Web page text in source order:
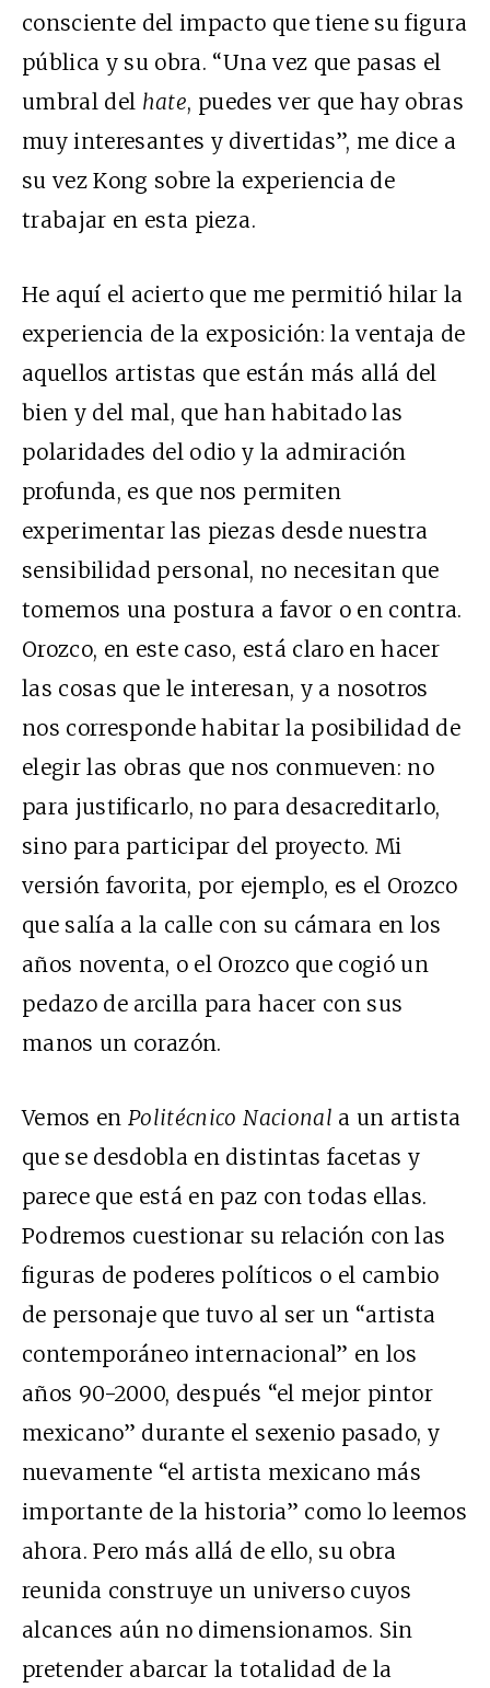
consciente del impacto que tiene su figura
pública y su obra. “Una vez que pasas el
umbral del hate, puedes ver que hay obras
muy interesantes y divertidas”, me dice a
su vez Kong sobre la experiencia de
trabajar en esta pieza.
He aquí el acierto que me permitió hilar la
experiencia de la exposición: la ventaja de
aquellos artistas que están más allá del
bien y del mal, que han habitado las
polaridades del odio y la admiración
profunda, es que nos permiten
experimentar las piezas desde nuestra
sensibilidad personal, no necesitan que
tomemos una postura a favor o en contra.
Orozco, en este caso, está claro en hacer
las cosas que le interesan, y a nosotros
nos corresponde habitar la posibilidad de
elegir las obras que nos conmueven: no
para justificarlo, no para desacreditarlo,
sino para participar del proyecto. Mi
versión favorita, por ejemplo, es el Orozco
que salía a la calle con su cámara en los
años noventa, o el Orozco que cogió un
pedazo de arcilla para hacer con sus
manos un corazón.
Vemos en Politécnico Nacional a un artista
que se desdobla en distintas facetas y
parece que está en paz con todas ellas.
Podremos cuestionar su relación con las
figuras de poderes políticos o el cambio
de personaje que tuvo al ser un “artista
contemporáneo internacional” en los
años 90-2000, después “el mejor pintor
mexicano” durante el sexenio pasado, y
nuevamente “el artista mexicano más
importante de la historia” como lo leemos
ahora. Pero más allá de ello, su obra
reunida construye un universo cuyos
alcances aún no dimensionamos. Sin
pretender abarcar la totalidad de la